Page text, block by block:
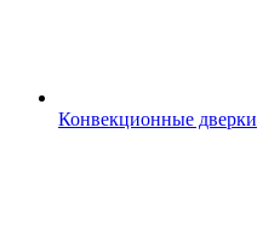
Конвекционные дверки